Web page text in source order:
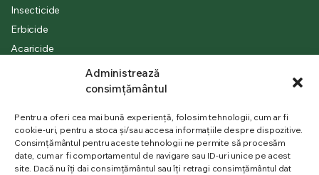
Administrează
consimțământul
Pentru a oferi cea mai bună experiență, folosim tehnologii, cum ar fi
cookie-uri, pentru a stoca și/sau accesa informațiile despre dispozitive.
Consimțământul pentru aceste tehnologii ne permite să procesăm
date, cum ar fi comportamentul de navigare sau ID-uri unice pe acest
site. Dacă nu îți dai consimțământul sau îți retragi consimțământul dat
Insecticide
Erbicide
Acaricide
Comanda Online
Cum platesc
Cum comand
Contul meu